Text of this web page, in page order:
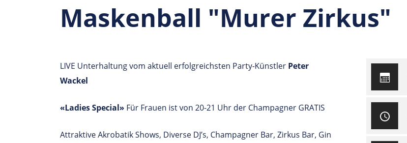
Maskenball "Murer Zirkus"
LIVE Unterhaltung vom aktuell erfolgreichsten Party-Künstler Peter
Wackel
«Ladies Special» Für Frauen ist von 20-21 Uhr der Champagner GRATIS
Attraktive Akrobatik Shows, Diverse DJ’s, Champagner Bar, Zirkus Bar, Gin